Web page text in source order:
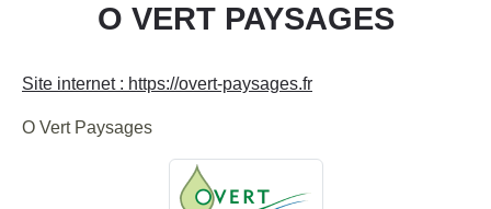
O VERT PAYSAGES
Site internet : https://overt-paysages.fr
O Vert Paysages